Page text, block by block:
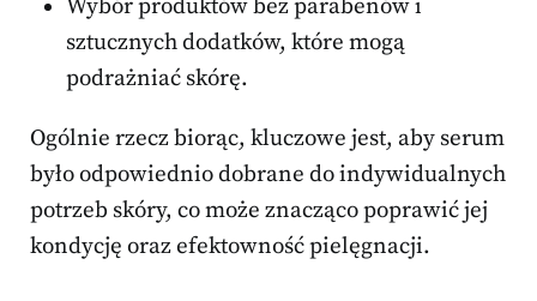
Wybór produktów bez parabenów i
sztucznych dodatków, które mogą
podrażniać skórę.
Ogólnie rzecz biorąc, kluczowe jest, aby serum
było odpowiednio dobrane do indywidualnych
potrzeb skóry, co może znacząco poprawić jej
kondycję oraz efektowność pielęgnacji.